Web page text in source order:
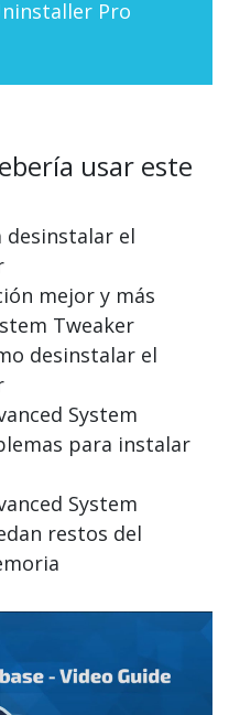
Pro
usar este
el
mejor y más
Tweaker
desinstalar el
System
para instalar
System
restos del